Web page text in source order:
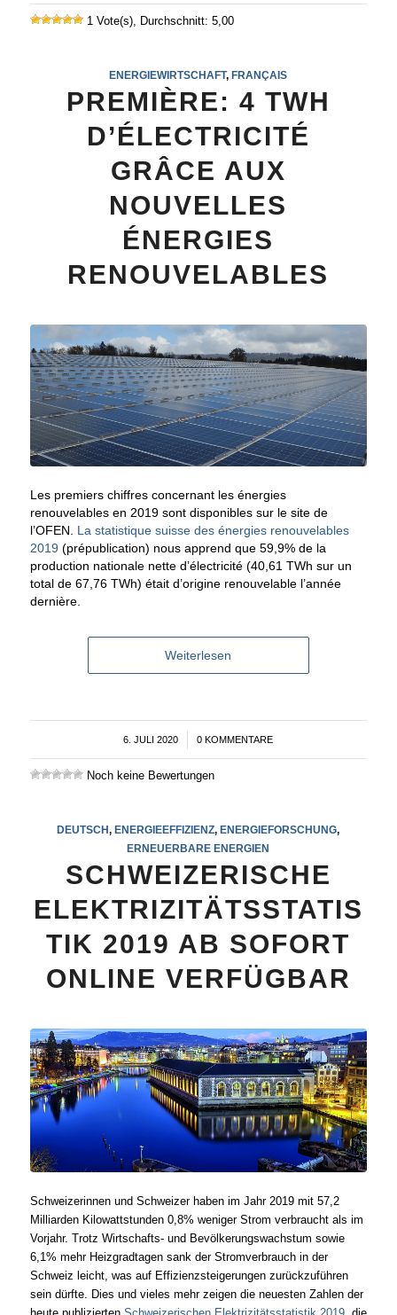
1 Vote(s), Durchschnitt: 5,00
ENERGIEWIRTSCHAFT, FRANÇAIS
PREMIÈRE: 4 TWH
D’ÉLECTRICITÉ
GRÂCE AUX
NOUVELLES
ÉNERGIES
RENOUVELABLES
Les premiers chiffres concernant les énergies
renouvelables en 2019 sont disponibles sur le site de
l’OFEN. La statistique suisse des énergies renouvelables
2019 (prépublication) nous apprend que 59,9% de la
production nationale nette d’électricité (40,61 TWh sur un
total de 67,76 TWh) était d’origine renouvelable l’année
dernière.
Weiterlesen
6. JULI 2020 0 KOMMENTARE
Noch keine Bewertungen
DEUTSCH, ENERGIEEFFIZIENZ, ENERGIEFORSCHUNG,
ERNEUERBARE ENERGIEN
SCHWEIZERISCHE
ELEKTRIZITÄTSSTATIS
TIK 2019 AB SOFORT
ONLINE VERFÜGBAR
Schweizerinnen und Schweizer haben im Jahr 2019 mit 57,2
Milliarden Kilowattstunden 0,8% weniger Strom verbraucht als im
Vorjahr. Trotz Wirtschafts- und Bevölkerungswachstum sowie
6,1% mehr Heizgradtagen sank der Stromverbrauch in der
Schweiz leicht, was auf Effizienzsteigerungen zurückzuführen
sein dürfte. Dies und vieles mehr zeigen die neuesten Zahlen der